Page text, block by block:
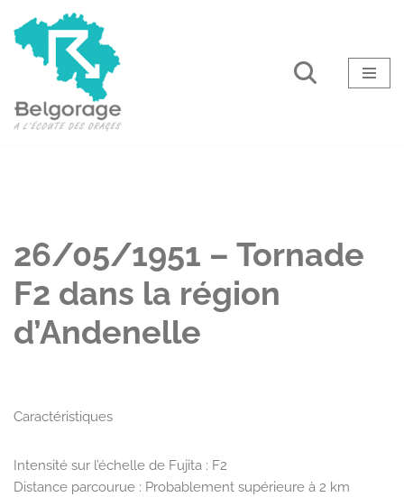
Aller
26/05/1951 – Tornade
F2 dans la région
d’Andenelle
Caractéristiques
Intensité sur l’échelle de Fujita : F2
Distance parcourue : Probablement supérieure à 2 km